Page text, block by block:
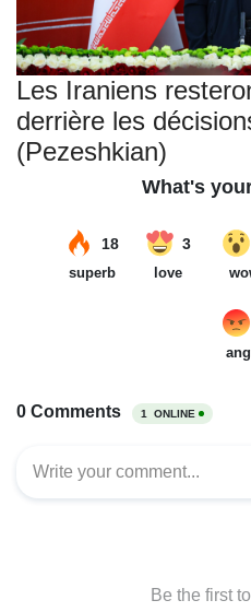
Les Iraniens
derrière les
(Pezeshkian)